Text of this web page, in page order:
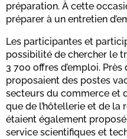
préparation. À cette
préparer à un entretien
Les participantes et
possibilité de chercher le
3 700 offres d’emploi.
proposaient des postes
secteurs du commerce et
que de l’hôtellerie et de la
étaient également
service scientifiques et